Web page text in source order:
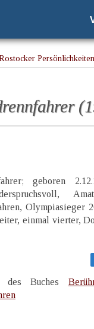
geboren
Olympiasieger
einmal vierter,
Buches